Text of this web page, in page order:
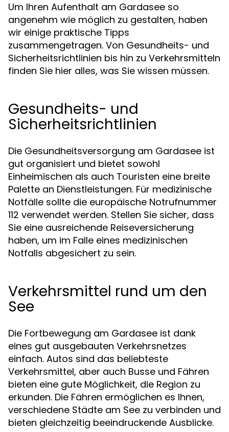
Um Ihren Aufenthalt am Gardasee so
angenehm wie möglich zu gestalten, haben
wir einige praktische Tipps
zusammengetragen. Von Gesundheits- und
Sicherheitsrichtlinien bis hin zu Verkehrsmitteln
finden Sie hier alles, was Sie wissen müssen.
Gesundheits- und
Sicherheitsrichtlinien
Die Gesundheitsversorgung am Gardasee ist
gut organisiert und bietet sowohl
Einheimischen als auch Touristen eine breite
Palette an Dienstleistungen. Für medizinische
Notfälle sollte die europäische Notrufnummer
112 verwendet werden. Stellen Sie sicher, dass
Sie eine ausreichende Reiseversicherung
haben, um im Falle eines medizinischen
Notfalls abgesichert zu sein.
Verkehrsmittel rund um den
See
Die Fortbewegung am Gardasee ist dank
eines gut ausgebauten Verkehrsnetzes
einfach. Autos sind das beliebteste
Verkehrsmittel, aber auch Busse und Fähren
bieten eine gute Möglichkeit, die Region zu
erkunden. Die Fähren ermöglichen es Ihnen,
verschiedene Städte am See zu verbinden und
bieten gleichzeitig beeindruckende Ausblicke.